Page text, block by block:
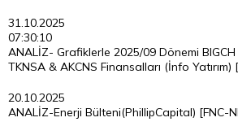
31.10.2025
07:30:10
ANALİZ- Grafiklerle 2025/09 Dönemi
TKNSA & AKCNS Finansalları (İnfo Yatırım)
20.10.2025
ANALİZ-Enerji Bülteni(PhillipCapital) [FNC-